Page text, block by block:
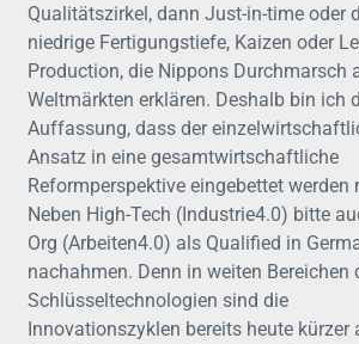
Qualitätszirkel, dann Just-in-time oder
niedrige Fertigungstiefe, Kaizen oder
Production, die Nippons Durchmarsch
Weltmärkten erklären. Deshalb bin ich
Auffassung, dass der
Ansatz in eine gesamtwirtschaftliche
Reformperspektive eingebettet werden
Neben High-Tech (Industrie4.0) bitte
Org (Arbeiten4.0) als Qualified in
nachahmen. Denn in weiten Bereichen
Schlüsseltechnologien sind die
Innovationszyklen bereits heute kürzer